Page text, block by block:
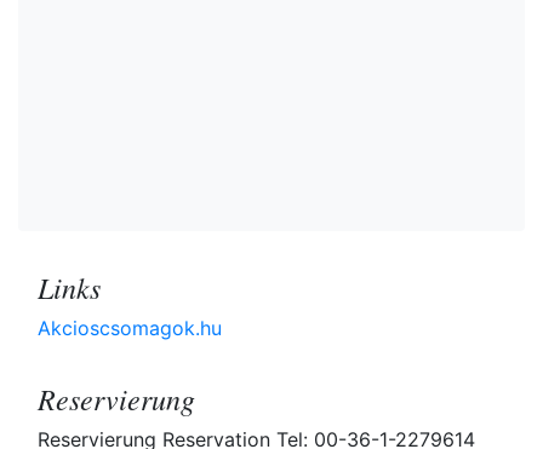
Links
Akcioscsomagok.hu
Reservierung
Reservierung Reservation Tel: 00-36-1-2279614